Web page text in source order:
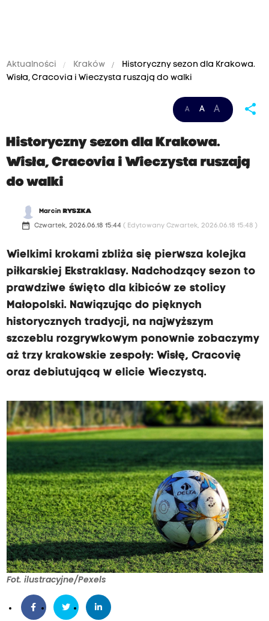
Aktualności Kraków
Historyczny sezon dla Krakowa.
Wisła, Cracovia i Wieczysta ruszają do walki
A A A share
Historyczny sezon dla Krakowa.
Wisła, Cracovia i Wieczysta ruszają
do walki
Marcin RYSZKA
date_range Czwartek, 2026.06.18 15:44 ( Edytowany Czwartek, 2026.06.18 15:48 )
Wielkimi krokami zbliża się pierwsza kolejka
piłkarskiej Ekstraklasy. Nadchodzący sezon to
prawdziwe święto dla kibiców ze stolicy
Małopolski. Nawiązując do pięknych
historycznych tradycji, na najwyższym
szczeblu rozgrywkowym ponownie zobaczymy
aż trzy krakowskie zespoły: Wisłę, Cracovię
oraz debiutującą w elicie Wieczystą.
Fot. ilustracyjne/Pexels